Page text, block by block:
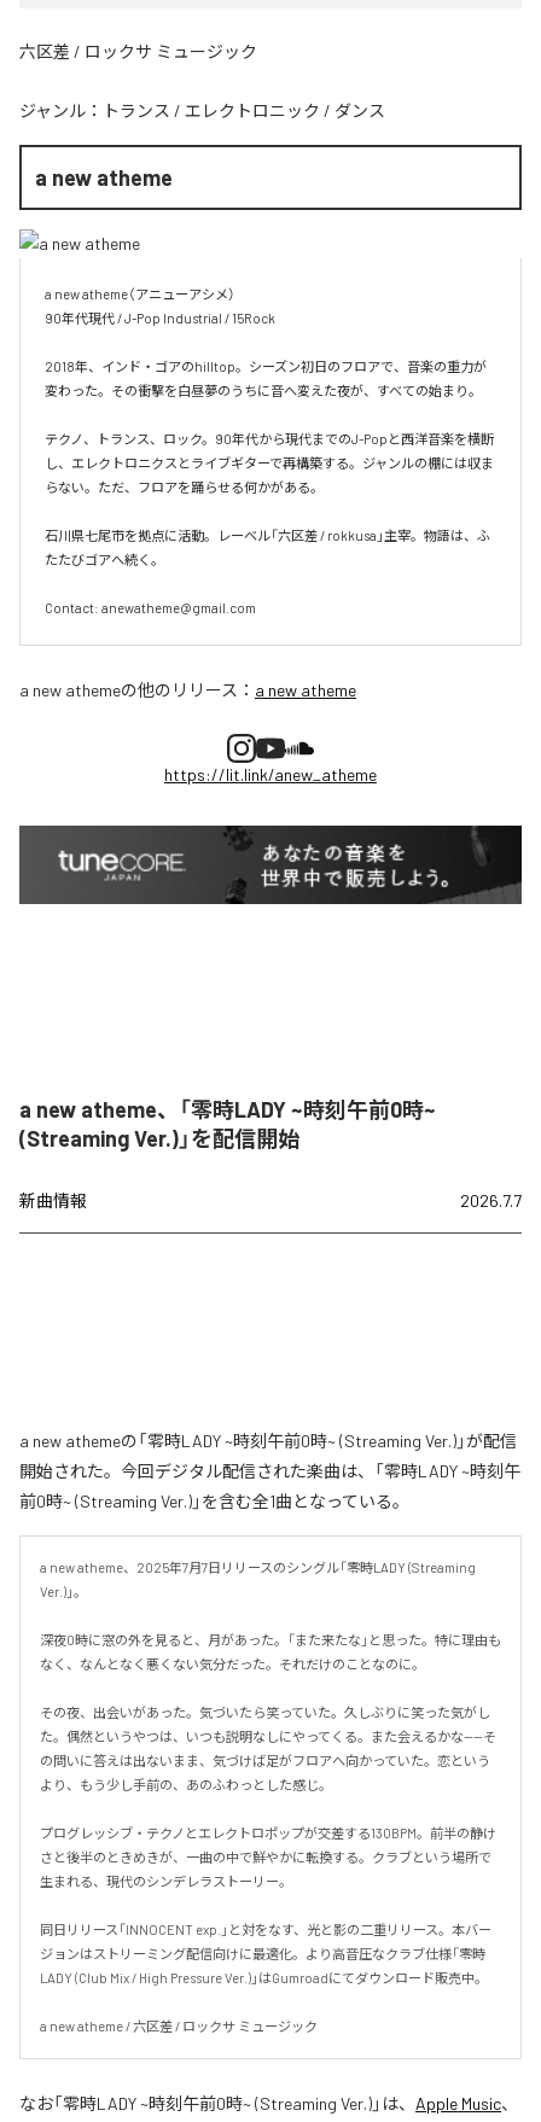
六区差 / ロックサ ミュージック
ジャンル： トランス / エレクトロニック / ダンス
a new atheme
a new atheme（アニューアシメ）
90年代現代 / J-Pop Industrial / 15Rock
2018年、インド・ゴアのhilltop。シーズン初日のフロアで、音楽の重力が
変わった。その衝撃を白昼夢のうちに音へ変えた夜が、すべての始まり。
テクノ、トランス、ロック。90年代から現代までのJ-Popと西洋音楽を横断
し、エレクトロニクスとライブギターで再構築する。ジャンルの棚には収ま
らない。ただ、フロアを踊らせる何かがある。
石川県七尾市を拠点に活動。レーベル「六区差 / rokkusa」主宰。物語は、ふ
たたびゴアへ続く。
Contact: anewatheme@gmail.com
a new athemeの他のリリース： a new atheme
https://lit.link/anew_atheme
a new atheme、「零時LADY ~時刻午前0時~
(Streaming Ver.)」を配信開始
新曲情報 2026.7.7
a new athemeの「零時LADY ~時刻午前0時~ (Streaming Ver.)」が配信
開始された。今回デジタル配信された楽曲は、「零時LADY ~時刻午
前0時~ (Streaming Ver.)」を含む全1曲となっている。
a new atheme、2025年7月7日リリースのシングル「零時LADY (Streaming
Ver.)」。
深夜0時に窓の外を見ると、月があった。「また来たな」と思った。特に理由も
なく、なんとなく悪くない気分だった。それだけのことなのに。
その夜、出会いがあった。気づいたら笑っていた。久しぶりに笑った気がし
た。偶然というやつは、いつも説明なしにやってくる。また会えるかな——そ
の問いに答えは出ないまま、気づけば足がフロアへ向かっていた。恋という
より、もう少し手前の、あのふわっとした感じ。
プログレッシブ・テクノとエレクトロポップが交差する130BPM。前半の静け
さと後半のときめきが、一曲の中で鮮やかに転換する。クラブという場所で
生まれる、現代のシンデレラストーリー。
同日リリース「INNOCENT exp.」と対をなす、光と影の二重リリース。本バー
ジョンはストリーミング配信向けに最適化。より高音圧なクラブ仕様「零時
LADY (Club Mix / High Pressure Ver.)」はGumroadにてダウンロード販売中。
a new atheme / 六区差 / ロックサ ミュージック
なお「零時LADY ~時刻午前0時~ (Streaming Ver.)」は、 Apple Music、